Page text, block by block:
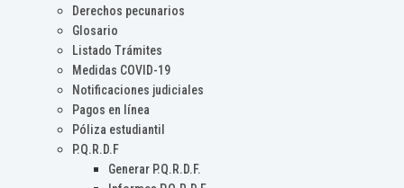
Derechos pecunarios
Glosario
Listado Trámites
Medidas COVID-19
Notificaciones judiciales
Pagos en línea
Póliza estudiantil
P.Q.R.D.F
Generar P.Q.R.D.F.